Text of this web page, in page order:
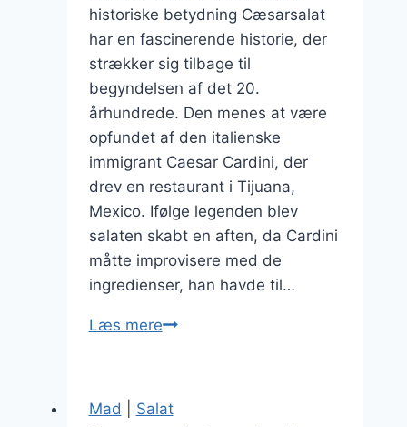
historiske betydning Cæsarsalat
har en fascinerende historie, der
strækker sig tilbage til
begyndelsen af det 20.
århundrede. Den menes at være
opfundet af den italienske
immigrant Caesar Cardini, der
drev en restaurant i Tijuana,
Mexico. Ifølge legenden blev
salaten skabt en aften, da Cardini
måtte improvisere med de
ingredienser, han havde til…
Læs mereCæsarsalat
festmiddag
Mad Salat